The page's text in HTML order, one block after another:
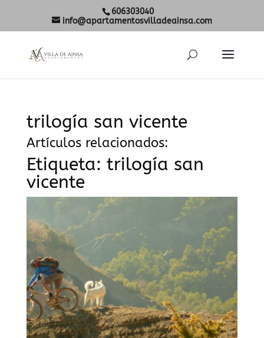
606303040
info@apartamentosvilladeainsa.com
trilogía san vicente
Artículos relacionados:
Etiqueta: trilogía san
vicente